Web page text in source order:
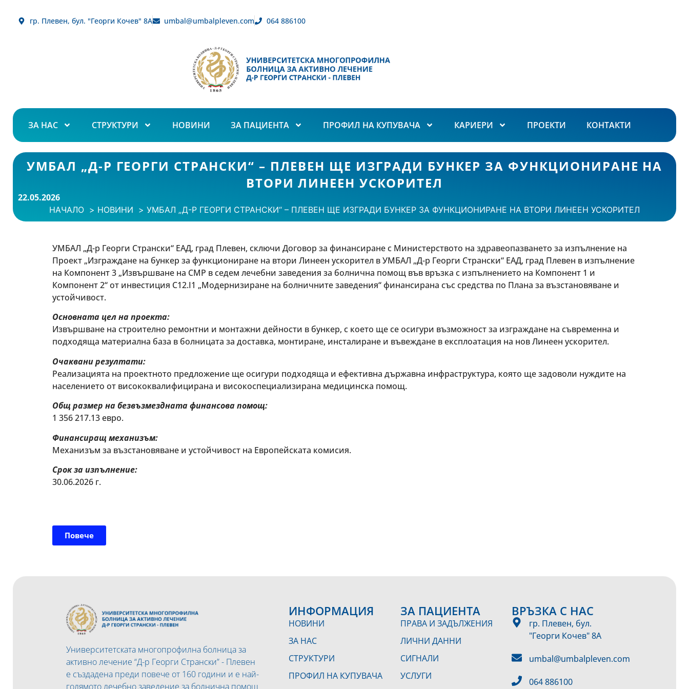
гр. Плевен, бул. "Георги Кочев" 8А umbal@umbalpleven.com 064 886100
ЗА НАС СТРУКТУРИ НОВИНИ ЗА ПАЦИЕНТА ПРОФИЛ НА КУПУВАЧА КАРИЕРИ ПРОЕКТИ КОНТАКТИ
УМБАЛ „Д-Р ГЕОРГИ СТРАНСКИ“ – ПЛЕВЕН ЩЕ ИЗГРАДИ БУНКЕР ЗА ФУНКЦИОНИРАНЕ НА
ВТОРИ ЛИНЕЕН УСКОРИТЕЛ
22.05.2026
НАЧАЛО НОВИНИ УМБАЛ „Д-Р ГЕОРГИ СТРАНСКИ“ – ПЛЕВЕН ЩЕ ИЗГРАДИ БУНКЕР ЗА ФУНКЦИОНИРАНЕ НА ВТОРИ ЛИНЕЕН УСКОРИТЕЛ
УМБАЛ „Д-р Георги Странски“ ЕАД, град Плевен, сключи Договор за финансиране с Министерството на здравеопазването за изпълнение на
Проект „Изграждане на бункер за функциониране на втори Линеен ускорител в УМБАЛ „Д-р Георги Странски“ ЕАД, град Плевен в изпълнение
на Компонент 3 „Извършване на СМР в седем лечебни заведения за болнична помощ във връзка с изпълнението на Компонент 1 и
Компонент 2“ от инвестиция C12.I1 „Модернизиране на болничните заведения“ финансирана със средства по Плана за възстановяване и
устойчивост.
Основната цел на проекта:
Извършване на строително ремонтни и монтажни дейности в бункер, с което ще се осигури възможност за изграждане на съвременна и
подходяща материална база в болницата за доставка, монтиране, инсталиране и въвеждане в експлоатация на нов Линеен ускорител.
Очаквани резултати:
Реализацията на проектното предложение ще осигури подходяща и ефективна държавна инфраструктура, която ще задоволи нуждите на
населението от висококвалифицирана и високоспециализирана медицинска помощ.
Общ размер на безвъзмездната финансова помощ:
1 356 217.13 eвро.
Финансиращ механизъм:
Механизъм за възстановяване и устойчивост на Европейската комисия.
Срок за изпълнение:
30.06.2026 г.
Повече
Университетската многопрофилна болница за
активно лечение “Д-р Георги Странски” - Плевен
е създадена преди повече от 160 години и е най-
голямото лечебно заведение за болнична помощ
ИНФОРМАЦИЯ
НОВИНИ
ЗА НАС
СТРУКТУРИ
ПРОФИЛ НА КУПУВАЧА
ЗА ПАЦИЕНТА
ПРАВА И ЗАДЪЛЖЕНИЯ
ЛИЧНИ ДАННИ
СИГНАЛИ
УСЛУГИ
ВРЪЗКА С НАС
гр. Плевен, бул.
"Георги Кочев" 8А
umbal@umbalpleven.com
064 886100